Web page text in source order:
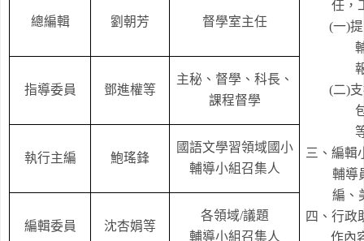
任，
(一)
(二)
三、編輯
輔導
編、
四、行政
作內
總編輯 劉朝芳 督學室主任
指導委員 鄧進權等
主秘、督學、科長、
課程督學
執行主編 鮑瑤鋒
國語文學習領域國小
輔導小組召集人
編輯委員 沈杏娟等
各領域/議題
輔導小組召集人